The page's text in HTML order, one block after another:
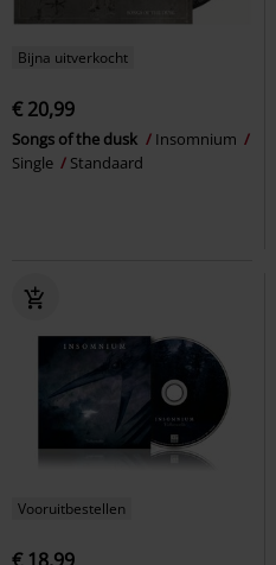
Bijna uitverkocht
€ 20,99
Songs of the dusk
Insomnium
Single
Standaard
Vooruitbestellen